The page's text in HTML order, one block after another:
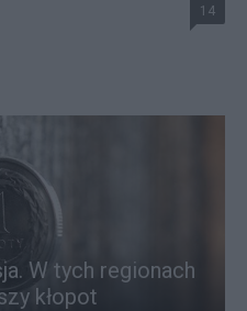
14
W tych regionach
kłopot